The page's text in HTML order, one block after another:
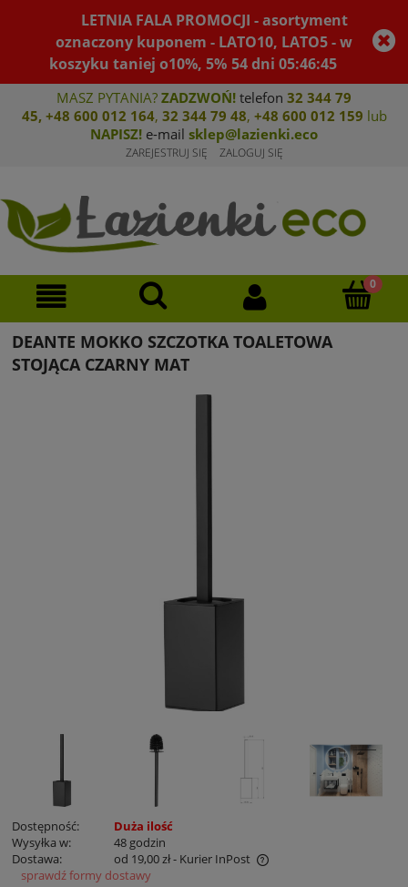
LETNIA FALA PROMOCJI - asortyment
oznaczony kuponem - LATO10, LATO5 - w
koszyku taniej o10%, 5% 54dni05:46:44
MASZ PYTANIA? ZADZWOŃ! telefon 32 344 79
45, +48 600 012 164, 32 344 79 48, +48 600 012 159 lub
NAPISZ! e-mail sklep@lazienki.eco
ZAREJESTRUJ SIĘ ZALOGUJ SIĘ
DEANTE MOKKO SZCZOTKA TOALETOWA
STOJĄCA CZARNY MAT
Dostępność:
Duża ilość
Wysyłka w:
48 godzin
Dostawa:
od 19,00 zł- Kurier InPost
Cena nie zawiera ewentualnych kosztów płatności
sprawdź formy dostawy